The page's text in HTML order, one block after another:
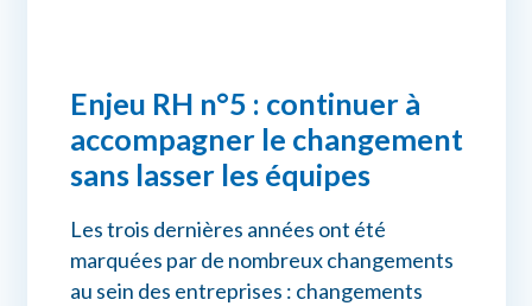
Enjeu RH n°5 : continuer à
accompagner le changement
sans lasser les équipes
Les trois dernières années ont été
marquées par de nombreux changements
au sein des entreprises : changements